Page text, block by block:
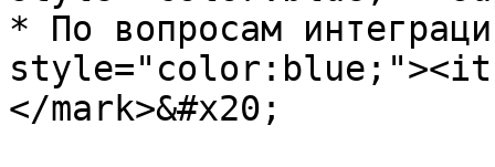
* По вопросам
</mark>&#x20;